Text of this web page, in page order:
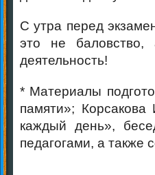
С утра перед
это не баловство,
деятельность!
* Материалы
памяти»;
каждый день»,
педагогами, а также